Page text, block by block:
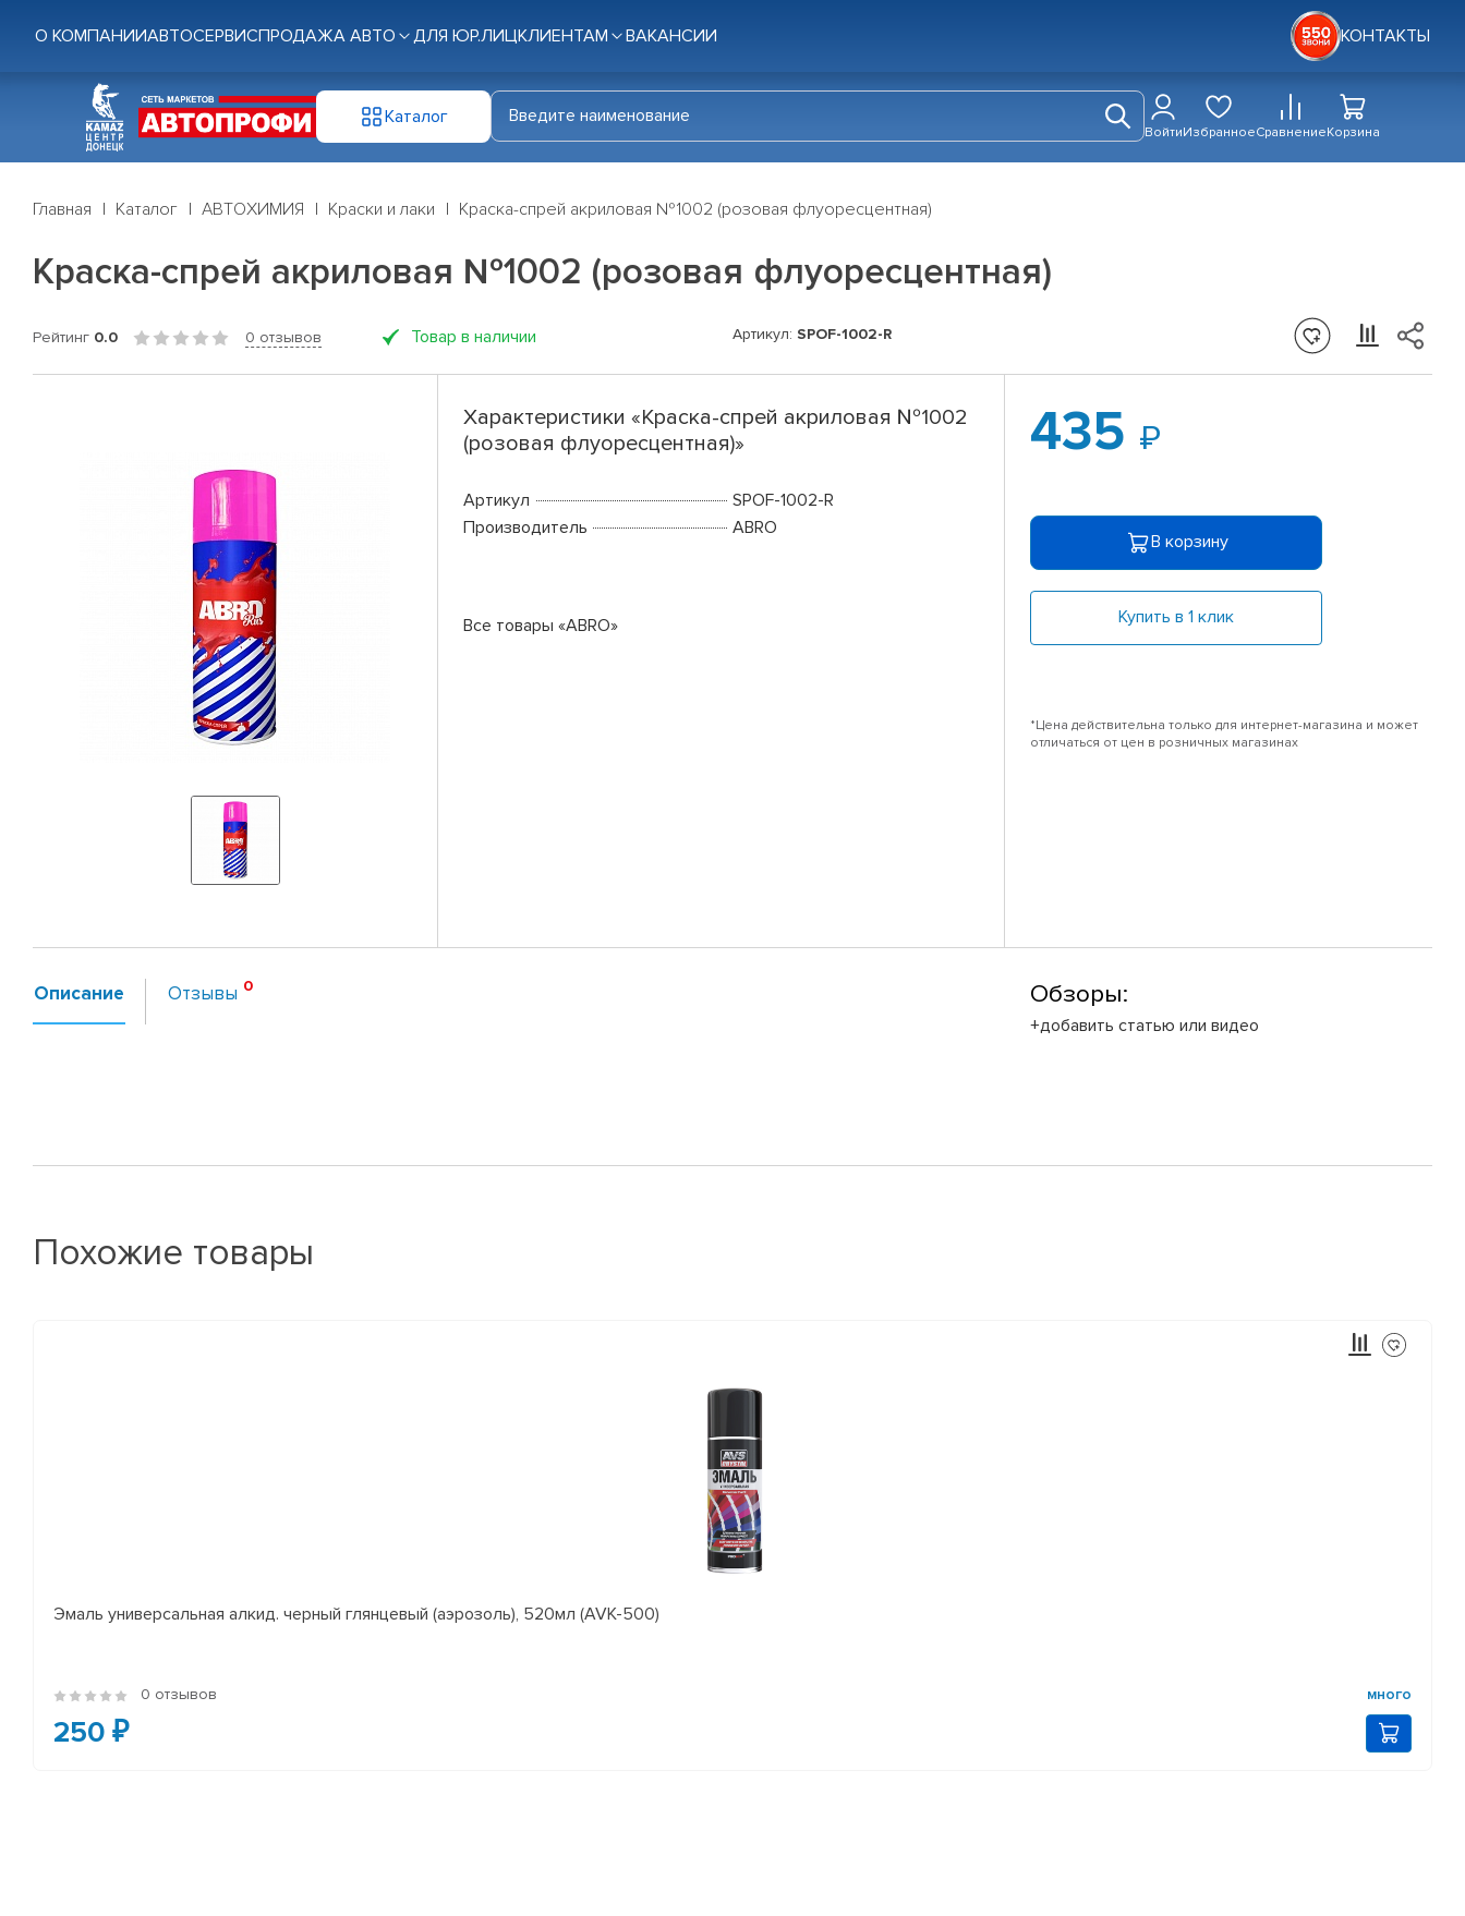
О КОМПАНИИАВТОСЕРВИСПРОДАЖА АВТО ДЛЯ ЮР.ЛИЦКЛИЕНТАМ ВАКАНСИИ КОНТАКТЫ
Каталог
ВойтиИзбранноеСравнениеКорзина
Главная Каталог АВТОХИМИЯ Краски и лаки Краска-спрей акриловая №1002 (розовая флуоресцентная)
Краска-спрей акриловая №1002 (розовая флуоресцентная)
Рейтинг 0.0 0 отзывов Товар в наличии Артикул: SPOF-1002-R
Характеристики «Краска-спрей акриловая №1002
(розовая флуоресцентная)»
Артикул
SPOF-1002-R
Производитель
ABRO
Все товары «ABRO»
435
В корзину
Купить в 1 клик
*Цена действительна только для интернет-магазина и может
отличаться от цен в розничных магазинах
Описание Отзывы Обзоры:
+добавить статью или видео
Похожие товары
Эмаль универсальная алкид. черный глянцевый (аэрозоль), 520мл (AVK-500)
0 отзывов много
250 ₽